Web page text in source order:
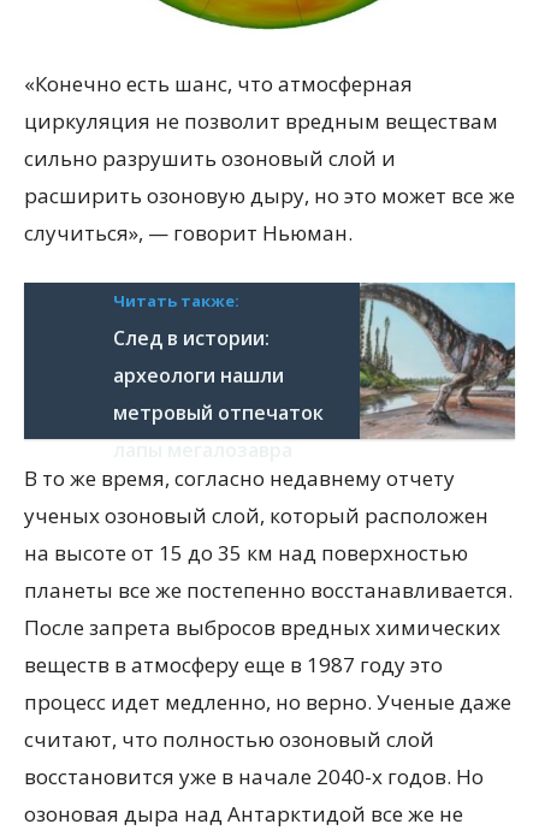
«Конечно есть шанс, что атмосферная
циркуляция не позволит вредным веществам
сильно разрушить озоновый слой и
расширить озоновую дыру, но это может все же
случиться», — говорит Ньюман.
Читать также:
След в истории:
археологи нашли
метровый отпечаток
В то же время, согласно недавнему отчету
ученых озоновый слой, который расположен
на высоте от 15 до 35 км над поверхностью
планеты все же постепенно восстанавливается.
После запрета выбросов вредных химических
веществ в атмосферу еще в 1987 году это
процесс идет медленно, но верно. Ученые даже
считают, что полностью озоновый слой
восстановится уже в начале 2040-х годов. Но
озоновая дыра над Антарктидой все же не